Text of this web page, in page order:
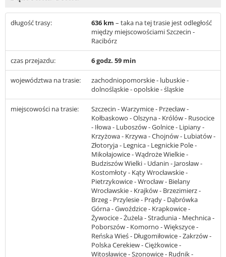
długość trasy: 636 km – taka na tej trasie jest odległość
między miejscowościami Szczecin -
Racibórz
czas przejazdu: 6 godz. 59 min
województwa na trasie:
zachodniopomorskie - lubuskie -
dolnośląskie - opolskie - śląskie
miejscowości na trasie:
Szczecin - Warzymice - Przecław -
Kołbaskowo - Olszyna - Królów - Rusocice
- Iłowa - Luboszów - Golnice - Lipiany -
Krzyżowa - Krzywa - Chojnów - Lubiatów -
Złotoryja - Legnica - Legnickie Pole -
Mikołajowice - Wądroże Wielkie -
Budziszów Wielki - Udanin - Jarosław -
Kostomłoty - Kąty Wrocławskie -
Pietrzykowice - Wrocław - Bielany
Wrocławskie - Krajków - Brzezimierz -
Brzeg - Przylesie - Prądy - Dąbrówka
Górna - Gwoździce - Krapkowice -
Żywocice - Żużela - Stradunia - Mechnica -
Poborszów - Komorno - Większyce -
Reńska Wieś - Długomiłowice - Zakrzów -
Polska Cerekiew - Ciężkowice -
Witosławice - Szonowice - Rudnik -